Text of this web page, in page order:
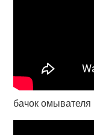
бачок